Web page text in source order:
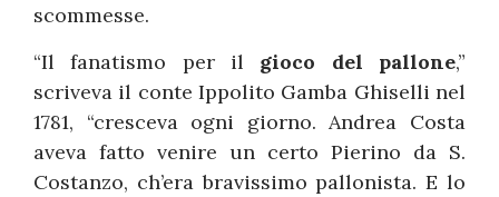
scommesse.
“Il fanatismo per il gioco del pallone,”
scriveva il conte Ippolito Gamba Ghiselli nel
1781, “cresceva ogni giorno. Andrea Costa
aveva fatto venire un certo Pierino da S.
Costanzo, ch’era bravissimo pallonista. E lo